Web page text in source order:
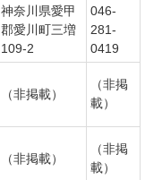
神奈川県愛甲
郡愛川町三増
109-2
046-
281-
0419
（非掲載）
（非掲
載）
（非掲載）
（非掲
載）